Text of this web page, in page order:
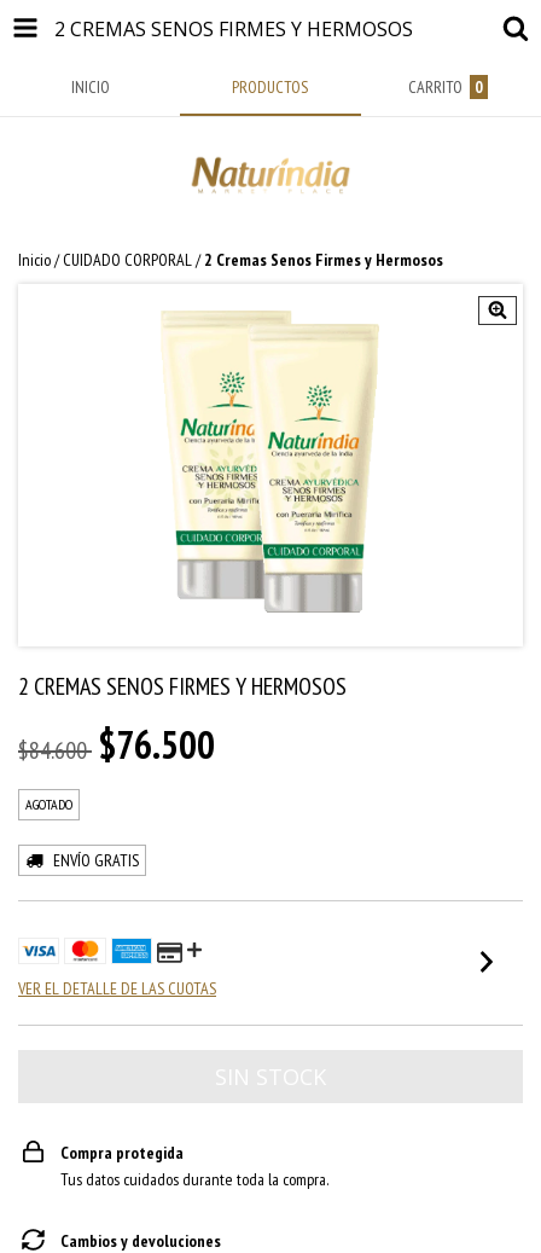
2 CREMAS SENOS FIRMES Y HERMOSOS
INICIO PRODUCTOS CARRITO 0
Inicio/ CUIDADO CORPORAL/ 2 Cremas Senos Firmes y Hermosos
2 CREMAS SENOS FIRMES Y HERMOSOS
$84.600 $76.500
AGOTADO
ENVÍO GRATIS
VER EL DETALLE DE LAS CUOTAS
Compra protegida
Tus datos cuidados durante toda la compra.
Cambios y devoluciones